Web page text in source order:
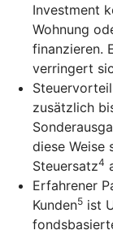
Investment
Wohnung
finanzieren.
verringert
zusätzlich
diese Weise
Steuersatz4
Erfahrener
Kunden5 ist